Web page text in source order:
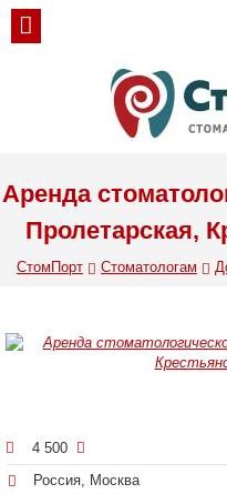
Аренда
Пролетарская,
СтомПорт Стоматологам
4 500
Россия, Москва